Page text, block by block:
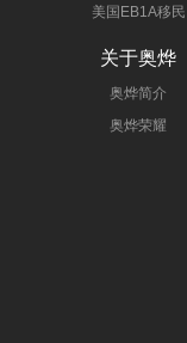
美国EB1A移民
关于奥烨
奥烨简介
奥烨荣耀